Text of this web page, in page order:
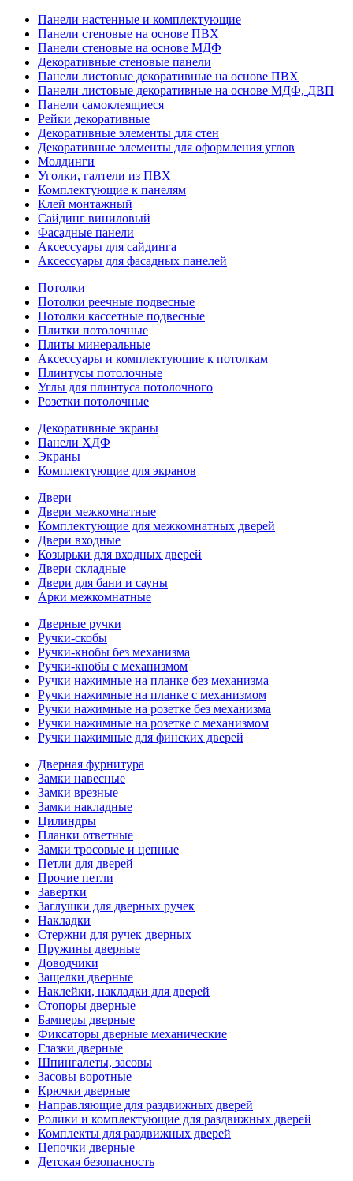
Панели настенные и комплектующие
Панели стеновые на основе ПВХ
Панели стеновые на основе МДФ
Декоративные стеновые панели
Панели листовые декоративные на основе ПВХ
Панели листовые декоративные на основе МДФ, ДВП
Панели самоклеящиеся
Рейки декоративные
Декоративные элементы для стен
Декоративные элементы для оформления углов
Молдинги
Уголки, галтели из ПВХ
Комплектующие к панелям
Клей монтажный
Сайдинг виниловый
Фасадные панели
Аксессуары для сайдинга
Аксессуары для фасадных панелей
Потолки
Потолки реечные подвесные
Потолки кассетные подвесные
Плитки потолочные
Плиты минеральные
Аксессуары и комплектующие к потолкам
Плинтусы потолочные
Углы для плинтуса потолочного
Розетки потолочные
Декоративные экраны
Панели ХДФ
Экраны
Комплектующие для экранов
Двери
Двери межкомнатные
Комплектующие для межкомнатных дверей
Двери входные
Козырьки для входных дверей
Двери складные
Двери для бани и сауны
Арки межкомнатные
Дверные ручки
Ручки-скобы
Ручки-кнобы без механизма
Ручки-кнобы с механизмом
Ручки нажимные на планке без механизма
Ручки нажимные на планке с механизмом
Ручки нажимные на розетке без механизма
Ручки нажимные на розетке с механизмом
Ручки нажимные для финских дверей
Дверная фурнитура
Замки навесные
Замки врезные
Замки накладные
Цилиндры
Планки ответные
Замки тросовые и цепные
Петли для дверей
Прочие петли
Завертки
Заглушки для дверных ручек
Накладки
Стержни для ручек дверных
Пружины дверные
Доводчики
Защелки дверные
Наклейки, накладки для дверей
Стопоры дверные
Бамперы дверные
Фиксаторы дверные механические
Глазки дверные
Шпингалеты, засовы
Засовы воротные
Крючки дверные
Направляющие для раздвижных дверей
Ролики и комплектующие для раздвижных дверей
Комплекты для раздвижных дверей
Цепочки дверные
Детская безопасность